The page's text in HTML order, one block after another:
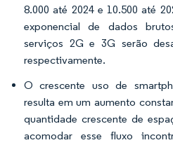
8.000 até 2024 e 10.500 até
exponencial de dados
serviços 2G e 3G serão
respectivamente.
O crescente uso de
resulta em um aumento
quantidade crescente de
acomodar esse fluxo